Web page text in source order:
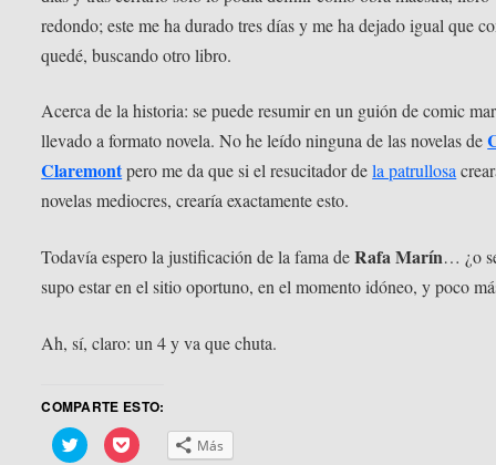
redondo; este me ha durado tres días y me ha dejado igual que
quedé, buscando otro libro.
Acerca de la historia: se puede resumir en un guión de comic
llevado a formato novela. No he leído ninguna de las novelas de
Claremontpero me da que si el resucitador dela patrullosa
novelas mediocres, crearía exactamente esto.
Todavía espero la justificación de la fama deRafa Marín… ¿o
supo estar en el sitio oportuno, en el momento idóneo, y poco
Ah, sí, claro: un 4 y va que chuta.
COMPARTE ESTO:
Haz
clic
Haz
clic Más